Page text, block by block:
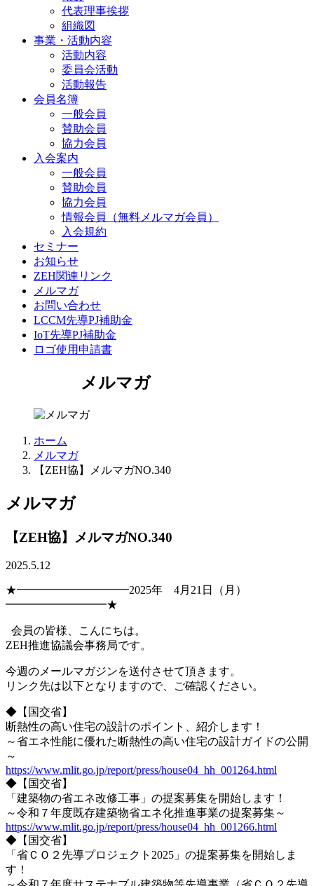
代表理事挨拶
組織図
事業・活動内容
活動内容
委員会活動
活動報告
会員名簿
一般会員
賛助会員
協力会員
入会案内
一般会員
賛助会員
協力会員
情報会員（無料メルマガ会員）
入会規約
セミナー
お知らせ
ZEH関連リンク
メルマガ
お問い合わせ
LCCM先導PJ補助金
IoT先導PJ補助金
ロゴ使用申請書
メルマガ
ホーム
メルマガ
【ZEH協】メルマガNO.340
メルマガ
【ZEH協】メルマガNO.340
2025.5.12
★━━━━━━━━━━2025年 4月21日（月）
━━━━━━━━━★
会員の皆様、こんにちは。
ZEH推進協議会事務局です。
今週のメールマガジンを送付させて頂きます。
リンク先は以下となりますので、ご確認ください。
◆【国交省】
断熱性の高い住宅の設計のポイント、紹介します！
～省エネ性能に優れた断熱性の高い住宅の設計ガイドの公開
～
https://www.mlit.go.jp/report/press/house04_hh_001264.html
◆【国交省】
「建築物の省エネ改修工事」の提案募集を開始します！
～令和７年度既存建築物省エネ化推進事業の提案募集～
https://www.mlit.go.jp/report/press/house04_hh_001266.html
◆【国交省】
「省ＣＯ２先導プロジェクト2025」の提案募集を開始しま
す！